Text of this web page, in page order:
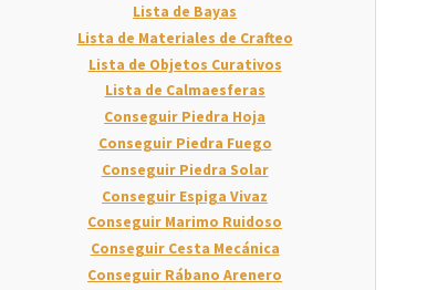
Lista de Bayas
Lista de Materiales de Crafteo
Lista de Objetos Curativos
Lista de Calmaesferas
Conseguir Piedra Hoja
Conseguir Piedra Fuego
Conseguir Piedra Solar
Conseguir Espiga Vivaz
Conseguir Marimo Ruidoso
Conseguir Cesta Mecánica
Conseguir Rábano Arenero